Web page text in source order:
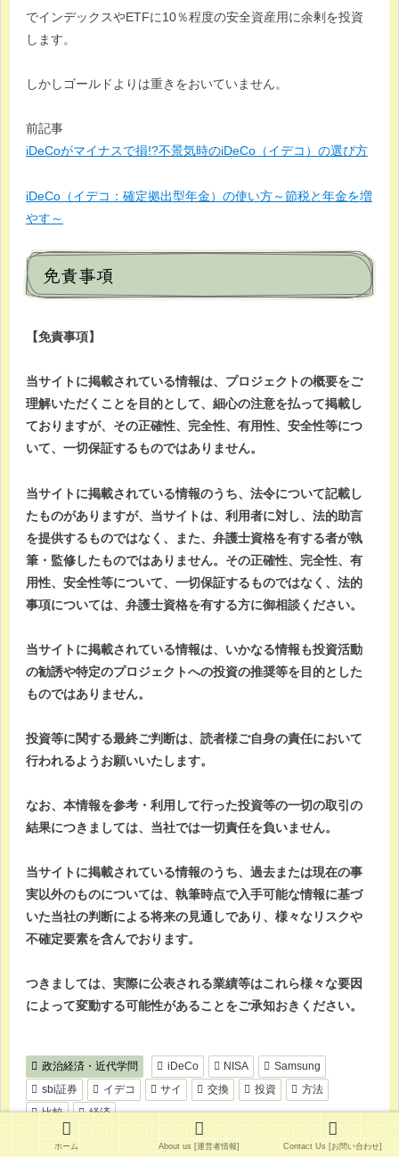
でインデックスやETFに10％程度の安全資産用に余剰を投資
します。
しかしゴールドよりは重きをおいていません。
前記事
iDeCoがマイナスで損!?不景気時のiDeCo（イデコ）の選び方
iDeCo（イデコ：確定拠出型年金）の使い方～節税と年金を増
やす～
免責事項
【免責事項】
当サイトに掲載されている情報は、プロジェクトの概要をご
理解いただくことを目的として、細心の注意を払って掲載し
ておりますが、その正確性、完全性、有用性、安全性等につ
いて、一切保証するものではありません。
当サイトに掲載されている情報のうち、法令について記載し
たものがありますが、当サイトは、利用者に対し、法的助言
を提供するものではなく、また、弁護士資格を有する者が執
筆・監修したものではありません。その正確性、完全性、有
用性、安全性等について、一切保証するものではなく、法的
事項については、弁護士資格を有する方に御相談ください。
当サイトに掲載されている情報は、いかなる情報も投資活動
の勧誘や特定のプロジェクトへの投資の推奨等を目的とした
ものではありません。
投資等に関する最終ご判断は、読者様ご自身の責任において
行われるようお願いいたします。
なお、本情報を参考・利用して行った投資等の一切の取引の
結果につきましては、当社では一切責任を負いません。
当サイトに掲載されている情報のうち、過去または現在の事
実以外のものについては、執筆時点で入手可能な情報に基づ
いた当社の判断による将来の見通しであり、様々なリスクや
不確定要素を含んでおります。
つきましては、実際に公表される業績等はこれら様々な要因
によって変動する可能性があることをご承知おきください。
政治経済・近代学問 iDeCo NISA
Samsung
sbi証券
イデコ サイ 交換 投資
方法
比較
経済
スポンサーリンク
ホーム About us [運営者情報] Contact Us [お問い合わせ]